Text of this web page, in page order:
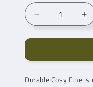
Aantal
verlagen
voor
Cosy
Warm
Durable Cosy Fine